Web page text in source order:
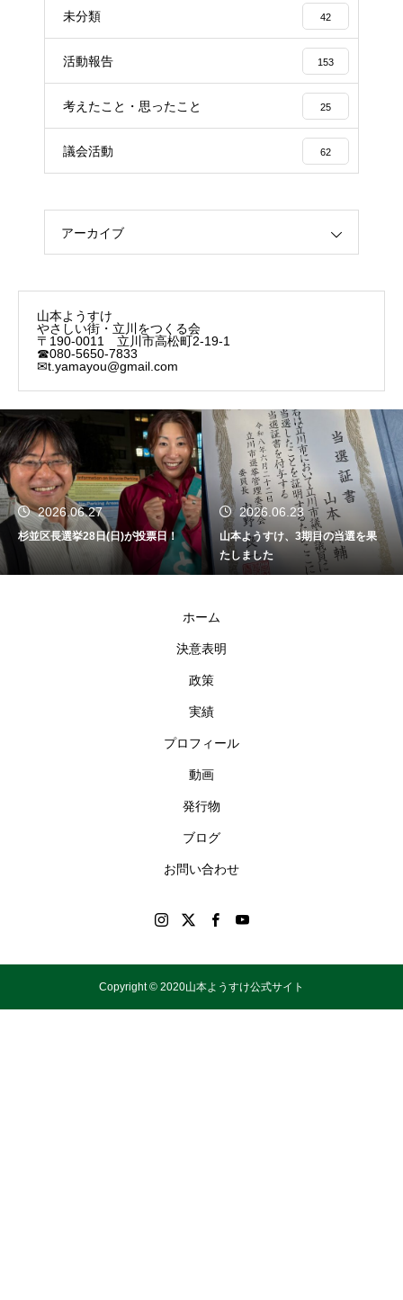
未分類 42
活動報告 153
考えたこと・思ったこと 25
議会活動 62
アーカイブ
山本ようすけ
やさしい街・立川をつくる会
〒190-0011 立川市高松町2-19-1
☎080-5650-7833
✉t.yamayou@gmail.com
2026.06.27
杉並区長選挙28日(日)が投票日！
2026.06.23
山本ようすけ、3期目の当選を果
たしました
ホーム
決意表明
政策
実績
プロフィール
動画
発行物
ブログ
お問い合わせ
Copyright © 2020山本ようすけ公式サイト